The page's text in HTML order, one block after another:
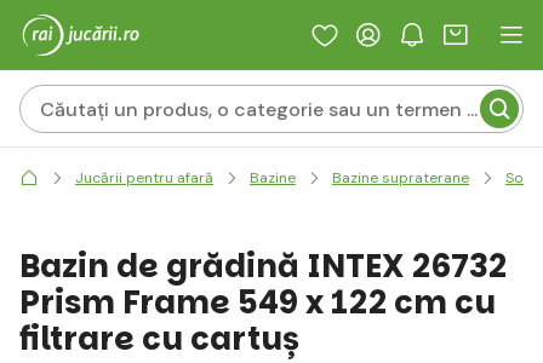
Jucării pentru afară Bazine Bazine supraterane
Bazin de grădină INTEX 26732
Prism Frame 549 x 122 cm cu
filtrare cu cartuș